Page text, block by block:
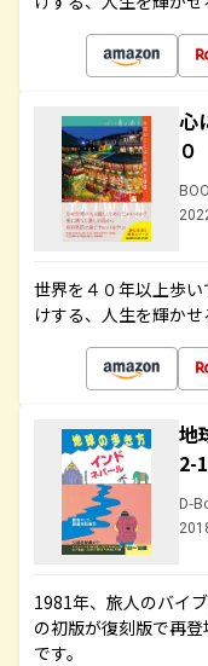
心
０
世界を４０年以上歩
けする、人生を輝か
地
2-
D-
1981年、旅人のバイ
の初版が復刻版で再
です。